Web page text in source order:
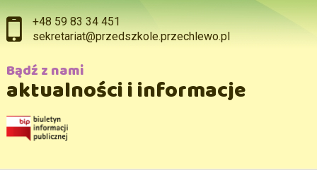
+48 59 83 34 451
sekretariat@przedszkole.przechlewo.pl
Bądź z nami
aktualności i informacje